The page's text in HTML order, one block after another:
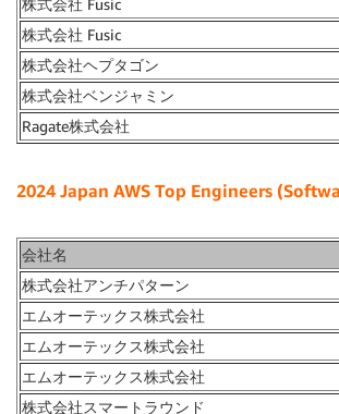
株式会社 Fusic
株式会社 Fusic
株式会社ヘプタゴン
株式会社ベンジャミン
Ragate株式会社
2024 Japan AWS Top Engineers
会社名
株式会社アンチパターン
エムオーテックス株式会社
エムオーテックス株式会社
エムオーテックス株式会社
株式会社スマートラウンド